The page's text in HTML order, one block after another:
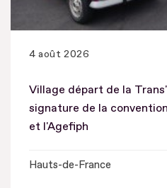
4 août 2026
Village départ de la
signature de la
et l'Agefiph
Hauts-de-France